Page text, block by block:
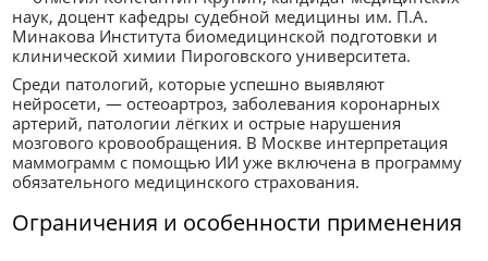
наук, доцент кафедры судебной медицины им. П.А.
Минакова Института биомедицинской подготовки и
клинической химии Пироговского университета.
Среди патологий, которые успешно выявляют
нейросети, — остеоартроз, заболевания коронарных
артерий, патологии лёгких и острые нарушения
мозгового кровообращения. В Москве интерпретация
маммограмм с помощью ИИ уже включена в программу
обязательного медицинского страхования.
Ограничения и особенности применения